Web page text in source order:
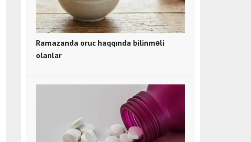
Ramazanda oruc haqqında bilinməli
olanlar